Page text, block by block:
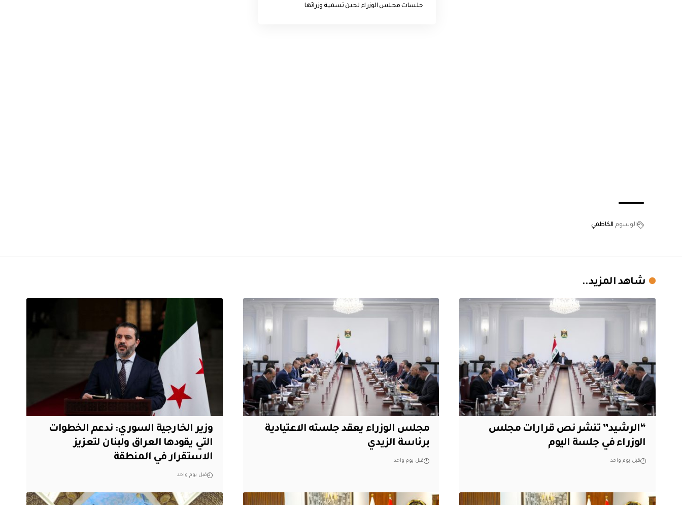
جلسات مجلس الوزراء لحين تسمية وزرائها
الوسوم الكاظمي
شاهد المزيد..
“الرشيد” تنشر نص قرارات مجلس
الوزراء في جلسة اليوم
قبل يوم واحد
مجلس الوزراء يعقد جلسته الاعتيادية
برئاسة الزيدي
قبل يوم واحد
وزير الخارجية السوري: ندعم الخطوات
التي يقودها العراق ولبنان لتعزيز
الاستقرار في المنطقة
قبل يوم واحد